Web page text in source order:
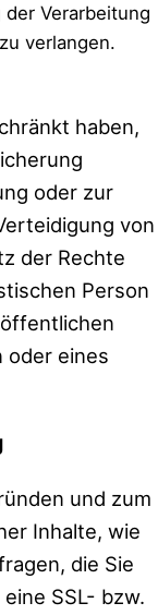
der Verarbeitung
verlangen.
haben,
oder zur
von
der Rechte
Person
oder eines
und zum
Inhalte, wie
die Sie
SSL- bzw.